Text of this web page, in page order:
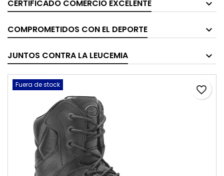
CERTIFICADO COMERCIO EXCELENTE
COMPROMETIDOS CON EL DEPORTE
JUNTOS CONTRA LA LEUCEMIA
favorite_border
Fuera de stock